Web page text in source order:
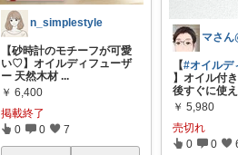
n_simplestyle
【砂時計のモチーフが可愛
い♡】オイルディフューザ
ー 天然木材 ...
￥ 6,400
掲載終了
0 0 7
【#オイルデ
】オイル付
後すぐに使え
￥ 5,980
売切れ
0 0